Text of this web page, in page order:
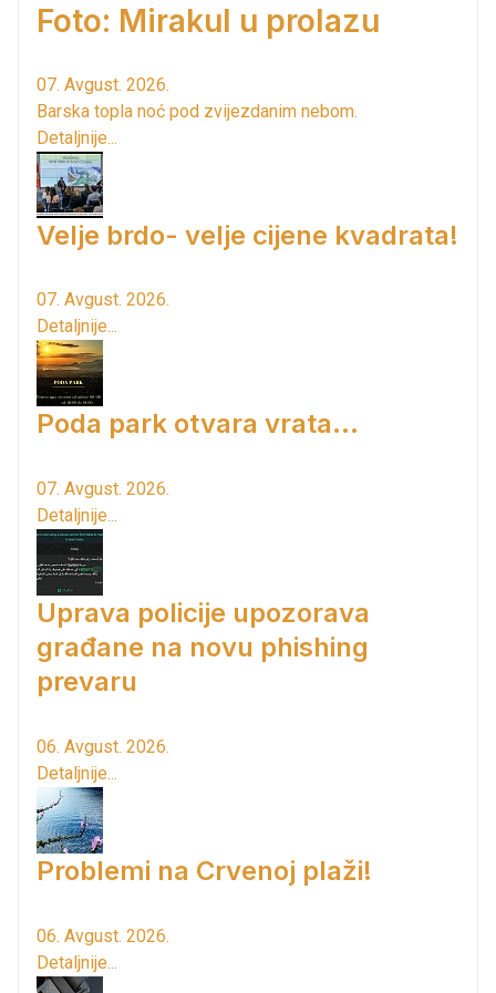
Foto: Mirakul u prolazu
07. Avgust. 2026.
Barska topla noć pod zvijezdanim nebom.
Detaljnije...
Velje brdo- velje cijene kvadrata!
07. Avgust. 2026.
Detaljnije...
Poda park otvara vrata...
07. Avgust. 2026.
Detaljnije...
Uprava policije upozorava
građane na novu phishing
prevaru
06. Avgust. 2026.
Detaljnije...
Problemi na Crvenoj plaži!
06. Avgust. 2026.
Detaljnije...